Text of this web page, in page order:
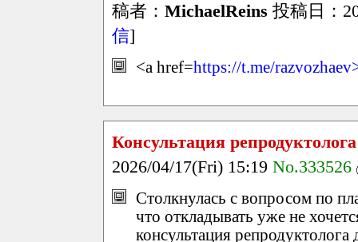
稿者： MichaelReins 投稿日：
信]
<a href=https://t.me/
Консультация репродуктолога
2026/04/17(Fri) 15:19 No.333526
Столкнулась с вопросом по
что откладывать уже не
консультация